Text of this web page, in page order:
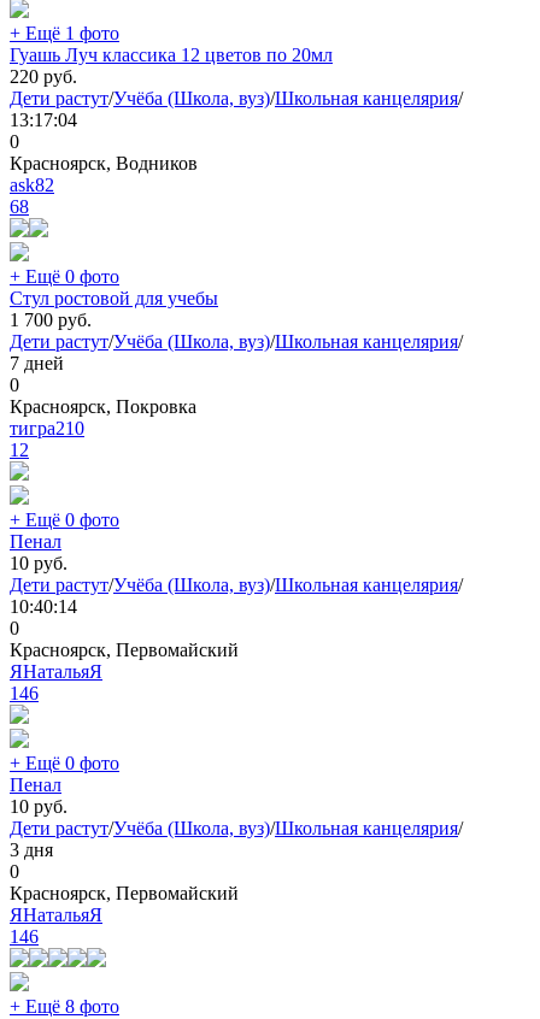
+ Ещё 1 фото
Гуашь Луч классика 12 цветов по 20мл
220 руб.
Дети растут/Учёба (Школа, вуз)/Школьная канцелярия/
13:17:04
0
Красноярск, Водников
ask82
68
+ Ещё 0 фото
Стул ростовой для учебы
1 700 руб.
Дети растут/Учёба (Школа, вуз)/Школьная канцелярия/
7 дней
0
Красноярск, Покровка
тигра210
12
+ Ещё 0 фото
Пенал
10 руб.
Дети растут/Учёба (Школа, вуз)/Школьная канцелярия/
10:40:14
0
Красноярск, Первомайский
ЯНатальяЯ
146
+ Ещё 0 фото
Пенал
10 руб.
Дети растут/Учёба (Школа, вуз)/Школьная канцелярия/
3 дня
0
Красноярск, Первомайский
ЯНатальяЯ
146
+ Ещё 8 фото